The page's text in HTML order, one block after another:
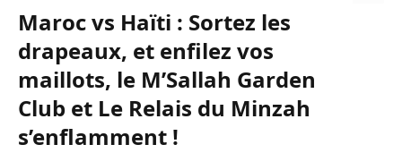
Maroc vs Haïti : Sortez les
drapeaux, et enfilez vos
maillots, le M’Sallah Garden
Club et Le Relais du Minzah
s’enflamment !